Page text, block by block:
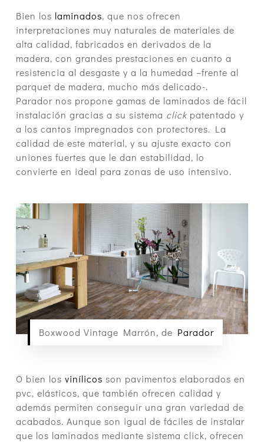
Bien los laminados, que nos ofrecen
interpretaciones muy naturales de materiales de
alta calidad, fabricados en derivados de la
madera, con grandes prestaciones en cuanto a
resistencia al desgaste y a la humedad –frente al
parquet de madera, mucho más delicado-.
Parador nos propone gamas de laminados de fácil
instalación gracias a su sistema clickpatentado y
a los cantos impregnados con protectores. La
calidad de este material, y su ajuste exacto con
uniones fuertes que le dan estabilidad, lo
convierte en ideal para zonas de uso intensivo.
Boxwood Vintage Marrón, de Parador
O bien los vinílicos son pavimentos elaborados en
pvc, elásticos, que también ofrecen calidad y
además permiten conseguir una gran variedad de
acabados. Aunque son igual de fáciles de instalar
que los laminados mediante sistema click, ofrecen